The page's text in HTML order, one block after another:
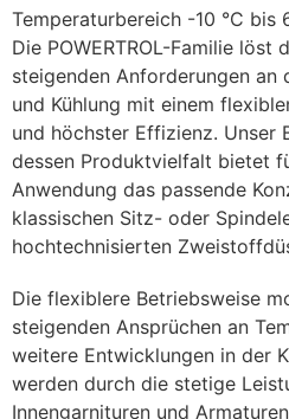
Temperaturbereich -10 °C bis
Die POWERTROL-Familie löst
steigenden Anforderungen
und Kühlung mit einem
und höchster Effizienz. Unser
dessen Produktvielfalt bietet
Anwendung das passende
klassischen Sitz- oder
hochtechnisierten
Die flexiblere Betriebsweise
steigenden Ansprüchen an
weitere Entwicklungen in der
werden durch die stetige
Innengarnituren und